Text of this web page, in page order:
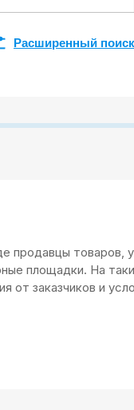
Расширенный поиск
продавцы товаров,
площадки. На
от заказчиков и